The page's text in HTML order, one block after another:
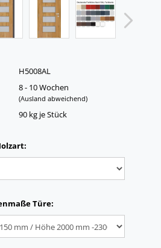
H5008AL
8 - 10 Wochen
(Ausland abweichend)
90kg je Stück
Türe: